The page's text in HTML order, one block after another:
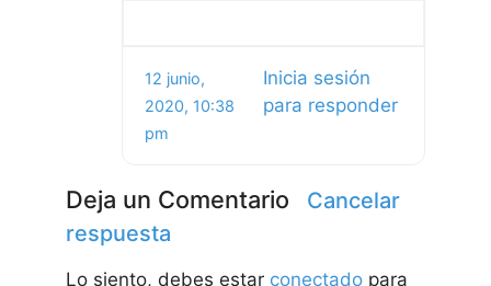
12 junio,
2020, 10:38
pm
Inicia sesión
para responder
Deja un Comentario
Cancelar
respuesta
Lo siento, debes estar conectado para